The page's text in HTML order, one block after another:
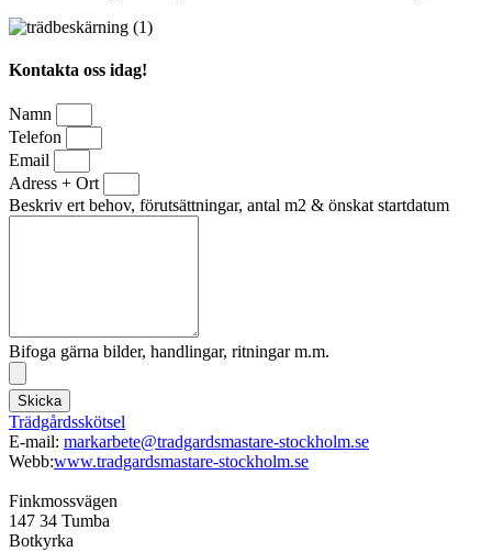
Kontakta oss idag!
Namn
Telefon
Email
Adress + Ort
Beskriv ert behov, förutsättningar, antal m2 & önskat startdatum
Bifoga gärna bilder, handlingar, ritningar m.m.
Skicka
Trädgårdsskötsel
E-mail: markarbete@tradgardsmastare-stockholm.se
Webb:www.tradgardsmastare-stockholm.se
Finkmossvägen
147 34 Tumba
Botkyrka